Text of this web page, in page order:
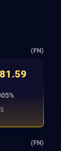
(FN)
(FN)